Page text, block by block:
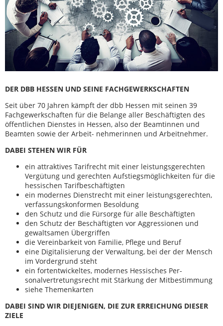
DER DBB HESSEN UND SEINE FACHGEWERKSCHAFTEN
Seit über 70 Jahren kämpft der dbb Hessen mit seinen 39
Fachgewerkschaften für die Belange aller Beschäftigten des
öffentlichen Dienstes in Hessen, also der Beamtinnen und
Beamten sowie der Arbeit- nehmerinnen und Arbeitnehmer.
DABEI STEHEN WIR FÜR
ein attraktives Tarifrecht mit einer leistungsgerechten
Vergütung und gerechten Aufstiegsmöglichkeiten für die
hessischen Tarifbeschäftigten
ein modernes Dienstrecht mit einer leistungsgerechten,
verfassungskonformen Besoldung
den Schutz und die Fürsorge für alle Beschäftigten
den Schutz der Beschäftigten vor Aggressionen und
gewaltsamen Übergriffen
die Vereinbarkeit von Familie, Pflege und Beruf
eine Digitalisierung der Verwaltung, bei der der Mensch
im Vordergrund steht
ein fortentwickeltes, modernes Hessisches Per-
sonalvertretungsrecht mit Stärkung der Mitbestimmung
siehe Themenkarten
DABEI SIND WIR DIEJENIGEN, DIE ZUR ERREICHUNG DIESER
ZIELE